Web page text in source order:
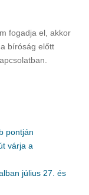
fogadja el, akkor
bíróság előtt
pontján
várja a
július 27. és